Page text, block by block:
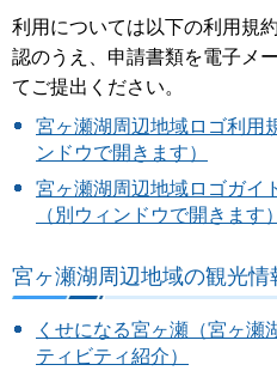
利用については以下の利用規
認のうえ、申請書類を電子メ
てご提出ください。
宮ヶ瀬湖周辺地域ロゴ利用
ンドウで開きます）
宮ヶ瀬湖周辺地域ロゴガイ
（別ウィンドウで開きます）
宮ヶ瀬湖周辺地域の観光情
くせになる宮ヶ瀬（宮ヶ瀬
ティビティ紹介）